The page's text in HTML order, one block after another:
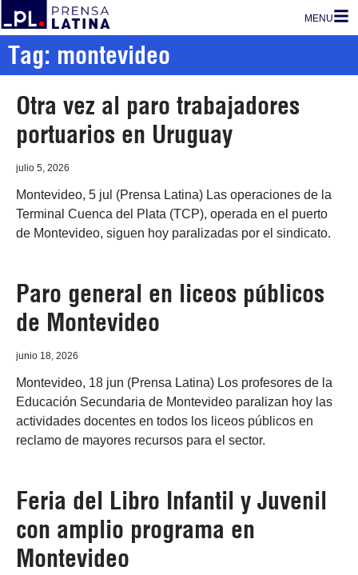
MENU
Tag: montevideo
Otra vez al paro trabajadores
portuarios en Uruguay
julio 5, 2026
Montevideo, 5 jul (Prensa Latina) Las operaciones de la
Terminal Cuenca del Plata (TCP), operada en el puerto
de Montevideo, siguen hoy paralizadas por el sindicato.
Paro general en liceos públicos
de Montevideo
junio 18, 2026
Montevideo, 18 jun (Prensa Latina) Los profesores de la
Educación Secundaria de Montevideo paralizan hoy las
actividades docentes en todos los liceos públicos en
reclamo de mayores recursos para el sector.
Feria del Libro Infantil y Juvenil
con amplio programa en
Montevideo